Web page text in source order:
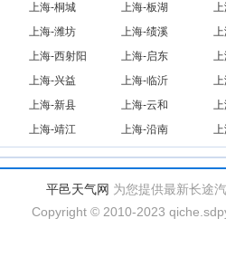
上海-桐城 上海-板湖
上海-潍坊 上海-绩溪
上海-西射阳 上海-启东
上海-兴益 上海-临沂
上海-新县 上海-云和
上海-靖江 上海-沿南
平邑天气网 为您提供最新长途
Copyright © 2010-2023